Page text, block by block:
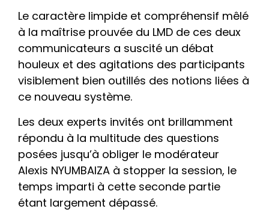
Le caractère limpide et compréhensif mêlé
à la maîtrise prouvée du LMD de ces deux
communicateurs a suscité un débat
houleux et des agitations des participants
visiblement bien outillés des notions liées à
ce nouveau système.
Les deux experts invités ont brillamment
répondu à la multitude des questions
posées jusqu’à obliger le modérateur
Alexis NYUMBAIZA à stopper la session, le
temps imparti à cette seconde partie
étant largement dépassé.